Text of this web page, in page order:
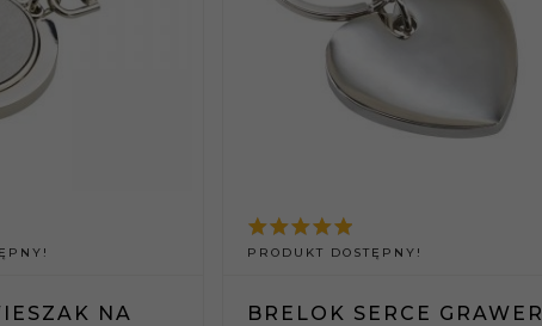
NA
PRODUKT DOSTĘPNY!
BRELOK SERCE GRAWER